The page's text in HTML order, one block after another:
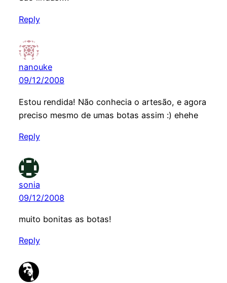
Reply
nanouke
09/12/2008
Estou rendida! Não conhecia o artesão, e agora
preciso mesmo de umas botas assim :) ehehe
Reply
sonia
09/12/2008
muito bonitas as botas!
Reply